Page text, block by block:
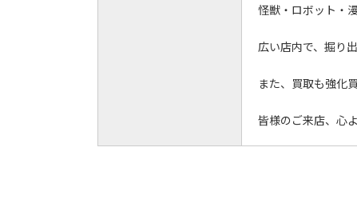
怪獣・ロボット・
広い店内で、掘り
また、買取も強化
皆様のご来店、心